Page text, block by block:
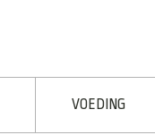
VOEDING